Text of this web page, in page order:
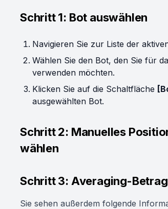
Schritt 1: Bot auswählen
Navigieren Sie zur Liste der
Wählen Sie den Bot, den Sie für
verwenden möchten.
Klicken Sie auf die Schaltfläche
ausgewählten Bot.
Schritt 2: Manuelles
wählen
Schritt 3: Averaging-
Sie sehen außerdem folgende